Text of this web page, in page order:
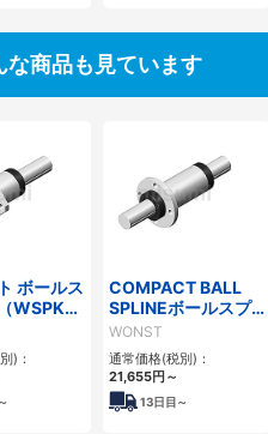
な商品も見ています
ボールス
WSPKシ
)：
COMPACT BALL
SPLINEボールスプ
ライン（WSPFLシ
リーズ）
WONST
通常価格(税別)：
21,655円～
13日目～